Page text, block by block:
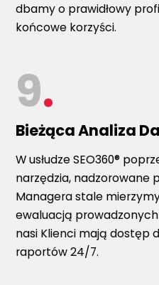
dbamy o prawidłowy
końcowe korzyści.
9.
Bieżąca Analiza
W usłudze SEO360®
narzędzia, nadzorowane
Managera stale
ewaluacją
nasi Klienci mają dostęp
raportów 24/7.